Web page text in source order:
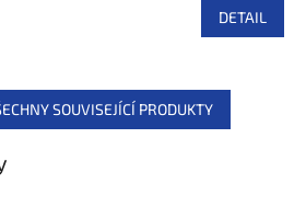
A
DETAIL
SOUVISEJÍCÍ PRODUKTY